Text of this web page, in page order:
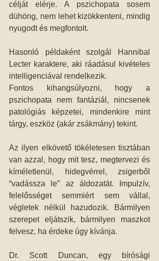
célját elérje. A pszichopata sosem
dühöng, nem lehet kizökkenteni, mindig
nyugodt és megfontolt.
Hasonló példaként szolgál Hannibal
Lecter karaktere, aki ráadásul kivételes
intelligenciával rendelkezik.
Fontos kihangsúlyozni, hogy a
pszichopata nem fantáziál, nincsenek
patológiás képzetei, mindenkire mint
tárgy, eszköz (akár zsákmány) tekint.
Az ilyen elkövető tökéletesen tisztában
van azzal, hogy mit tesz, megtervezi és
kíméletlenül, hidegvérrel, zsigerből
“vadássza le” az áldozatát. Impulzív,
felelősséget semmiért sem vállal,
végletek nélkül hazudozik. Bármilyen
szerepet eljátszik, bármilyen maszkot
felvesz, ha érdeke úgy kívánja.
Dr. Scott Duncan, egy bírósági